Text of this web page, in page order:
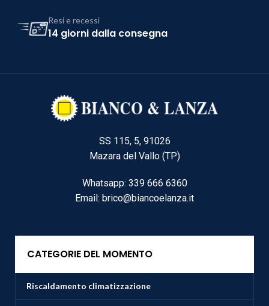
Resi e recessi
14 giorni dalla consegna
SS 115, 5, 91026
Mazara del Vallo (TP)
Whatsapp: 339 666 6360
Email: brico@biancoelanza.it
CATEGORIE DEL MOMENTO
Riscaldamento climatizzazione